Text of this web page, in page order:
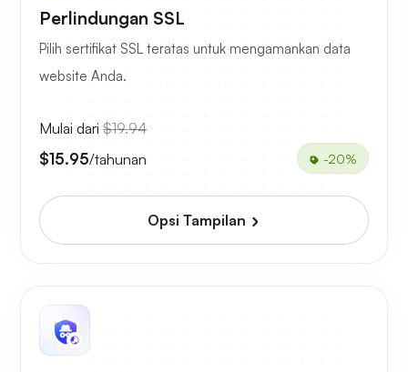
Perlindungan SSL
Pilih sertifikat SSL teratas untuk mengamankan data
website Anda.
Mulai dari $19.94
$15.95/tahunan -20%
Opsi Tampilan